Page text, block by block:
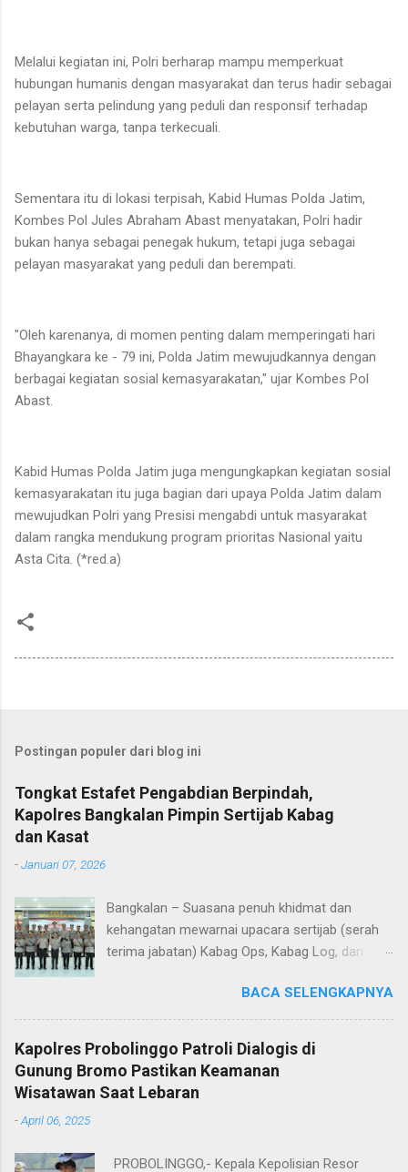
Melalui kegiatan ini, Polri berharap mampu memperkuat
hubungan humanis dengan masyarakat dan terus hadir sebagai
pelayan serta pelindung yang peduli dan responsif terhadap
kebutuhan warga, tanpa terkecuali.
Sementara itu di lokasi terpisah, Kabid Humas Polda Jatim,
Kombes Pol Jules Abraham Abast menyatakan, Polri hadir
bukan hanya sebagai penegak hukum, tetapi juga sebagai
pelayan masyarakat yang peduli dan berempati.
"Oleh karenanya, di momen penting dalam memperingati hari
Bhayangkara ke - 79 ini, Polda Jatim mewujudkannya dengan
berbagai kegiatan sosial kemasyarakatan," ujar Kombes Pol
Abast.
Kabid Humas Polda Jatim juga mengungkapkan kegiatan sosial
kemasyarakatan itu juga bagian dari upaya Polda Jatim dalam
mewujudkan Polri yang Presisi mengabdi untuk masyarakat
dalam rangka mendukung program prioritas Nasional yaitu
Asta Cita. (*red.a)
Postingan populer dari blog ini
Tongkat Estafet Pengabdian Berpindah,
Kapolres Bangkalan Pimpin Sertijab Kabag
dan Kasat
-Januari 07, 2026
Bangkalan – Suasana penuh khidmat dan
kehangatan mewarnai upacara sertijab (serah
terima jabatan) Kabag Ops, Kabag Log, dan
Aula Sarja Arya Racana Polres Bangkalan, Rabu
(07/01/2026). Upacara tersebut menjadi
momen penting bagi jajaran Polres Bangkalan,
bukan hanya sebagai pergantian jabatan
struktural, tetapi juga sebagai bentuk regenerasi
BACA SELENGKAPNYA
Kapolres Probolinggo Patroli Dialogis di
Gunung Bromo Pastikan Keamanan
Wisatawan Saat Lebaran
-April 06, 2025
PROBOLINGGO,- Kepala Kepolisian Resor